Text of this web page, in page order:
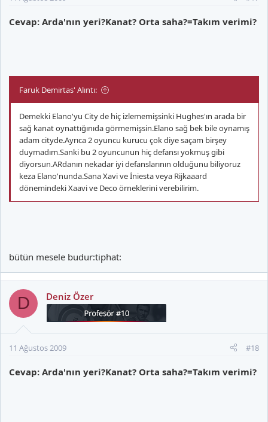
Cevap: Arda'nın yeri?Kanat? Orta saha?=Takım verimi?
Faruk Demirtas' Alıntı:
Demekki Elano'yu City de hiç izlememişsinki Hughes'ın arada bir
sağ kanat oynattığınıda görmemişsin.Elano sağ bek bile oynamış
adam cityde.Ayrıca 2 oyuncu kurucu çok diye saçam birşey
duymadım.Sanki bu 2 oyuncunun hiç defansı yokmuş gibi
diyorsun.ARdanın nekadar iyi defanslarının olduğunu biliyoruz
keza Elano'nunda.Sana Xavi ve İniesta veya Rijkaaard
dönemindeki Xaavi ve Deco örneklerini verebilirim.
bütün mesele budur:tiphat:
D Deniz Özer
11 Ağustos 2009 #18
Cevap: Arda'nın yeri?Kanat? Orta saha?=Takım verimi?